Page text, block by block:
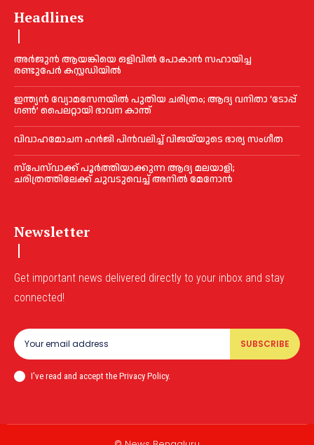
Headlines
അര്‍ജുന്‍ ആയങ്കിയെ ഒളിവില്‍ പോകാന്‍ സഹായിച്ച
രണ്ടുപേര്‍ കസ്റ്റഡിയില്‍
ഇന്ത്യൻ വ്യോമസേനയില്‍ പുതിയ ചരിത്രം; ആദ്യ വനിതാ ‘ടോപ്പ്
ഗണ്‍’ പൈലറ്റായി ഭാവന കാന്ത്
വിവാഹമോചന ഹര്‍ജി പിൻവലിച്ച്‌ വിജയ്‌യുടെ ഭാര്യ സംഗീത
സ്‌പേസ്‌വാക്ക് പൂര്‍ത്തിയാക്കുന്ന ആദ്യ മലയാളി;
ചരിത്രത്തിലേക്ക് ചുവടുവെച്ച്‌ അനില്‍ മേനോൻ
Newsletter
Get important news delivered directly to your inbox and stay
connected!
SUBSCRIBE
I've read and accept the Privacy Policy.